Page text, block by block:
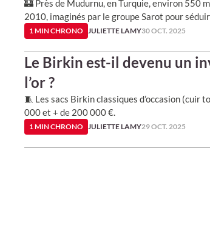
🏰 Près de Mudurnu, en Turquie, environ 550
2010, imaginés par le groupe Sarot pour
1 MIN CHRONO JULIETTE LAMY30 OCT. 2025
Le Birkin est-il devenu un
l’or ?
🧵 Les sacs Birkin classiques d’occasion
000 et + de 200 000 €.
1 MIN CHRONO JULIETTE LAMY29 OCT. 2025